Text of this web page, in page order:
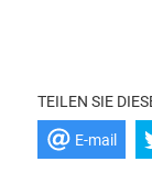
TEILEN SIE
E-mail